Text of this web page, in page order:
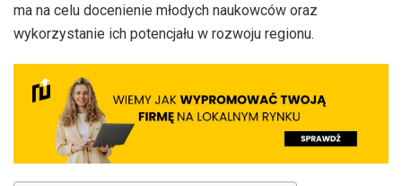
ma na celu docenienie młodych naukowców oraz
wykorzystanie ich potencjału w rozwoju regionu.